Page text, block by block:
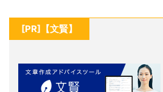
[PR]【文賢】